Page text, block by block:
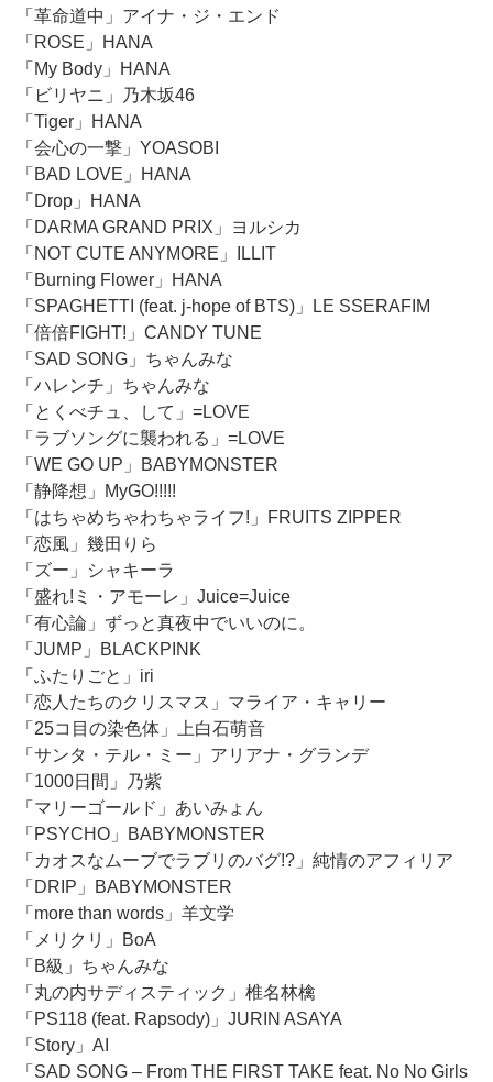
「革命道中」アイナ・ジ・エンド
「ROSE」HANA
「My Body」HANA
「ビリヤニ」乃木坂46
「Tiger」HANA
「会心の一撃」YOASOBI
「BAD LOVE」HANA
「Drop」HANA
「DARMA GRAND PRIX」ヨルシカ
「NOT CUTE ANYMORE」ILLIT
「Burning Flower」HANA
「SPAGHETTI (feat. j-hope of BTS)」LE SSERAFIM
「倍倍FIGHT!」CANDY TUNE
「SAD SONG」ちゃんみな
「ハレンチ」ちゃんみな
「とくべチュ、して」=LOVE
「ラブソングに襲われる」=LOVE
「WE GO UP」BABYMONSTER
「静降想」MyGO!!!!!
「はちゃめちゃわちゃライフ!」FRUITS ZIPPER
「恋風」幾田りら
「ズー」シャキーラ
「盛れ!ミ・アモーレ」Juice=Juice
「有心論」ずっと真夜中でいいのに。
「JUMP」BLACKPINK
「ふたりごと」iri
「恋人たちのクリスマス」マライア・キャリー
「25コ目の染色体」上白石萌音
「サンタ・テル・ミー」アリアナ・グランデ
「1000日間」乃紫
「マリーゴールド」あいみょん
「PSYCHO」BABYMONSTER
「カオスなムーブでラブリのバグ!?」純情のアフィリア
「DRIP」BABYMONSTER
「more than words」羊文学
「メリクリ」BoA
「B級」ちゃんみな
「丸の内サディスティック」椎名林檎
「PS118 (feat. Rapsody)」JURIN ASAYA
「Story」AI
「SAD SONG – From THE FIRST TAKE feat. No No Girls